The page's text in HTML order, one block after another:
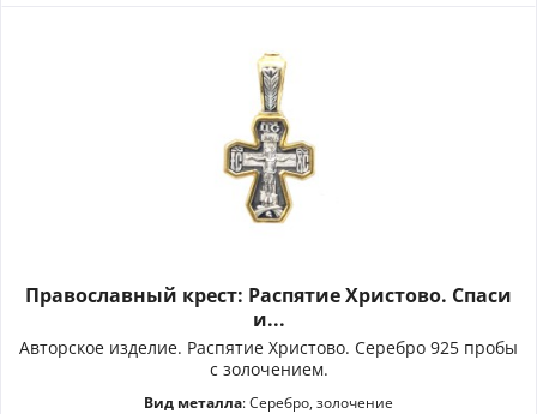
Православный крест: Распятие Христово. Спаси
и...
Авторское изделие. Распятие Христово. Серебро 925 пробы
с золочением.
Вид металла: Серебро, золочение